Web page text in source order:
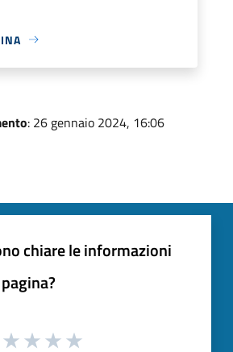
: 26 gennaio 2024, 16:06
chiare le informazioni